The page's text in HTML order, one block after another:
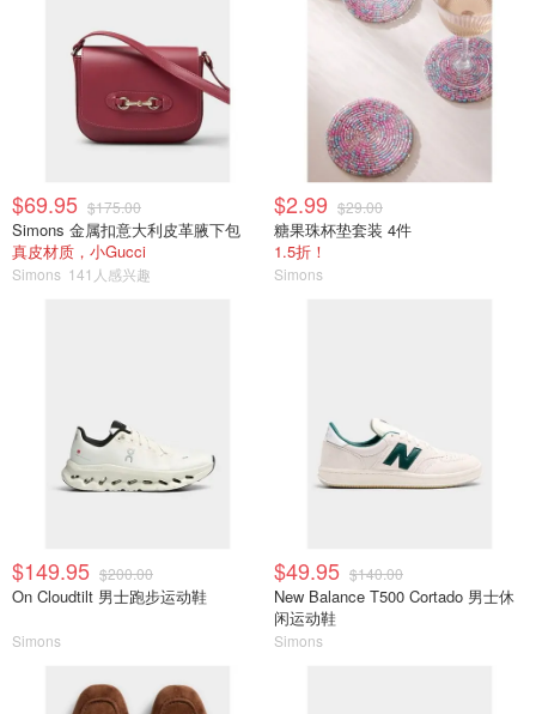
$69.95 $175.00
Simons 金属扣意大利皮革腋下包
真皮材质，小Gucci
Simons 141人感兴趣
$2.99 $29.00
糖果珠杯垫套装 4件
1.5折！
Simons
$149.95 $200.00
On Cloudtilt 男士跑步运动鞋
Simons
$49.95 $140.00
New Balance T500 Cortado 男士休
闲运动鞋
Simons